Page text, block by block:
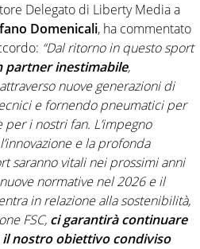
Delegato di Liberty Media a
Domenicali, ha commentato
“Dal ritorno in questo sport
partner inestimabile,
nuove generazioni di
e fornendo pneumatici per
i nostri fan. L’impegno
e la profonda
saranno vitali nei prossimi anni
normative nel 2026 e il
in relazione alla sostenibilità,
FSC, ci garantirà continuare
nostro obiettivo condiviso